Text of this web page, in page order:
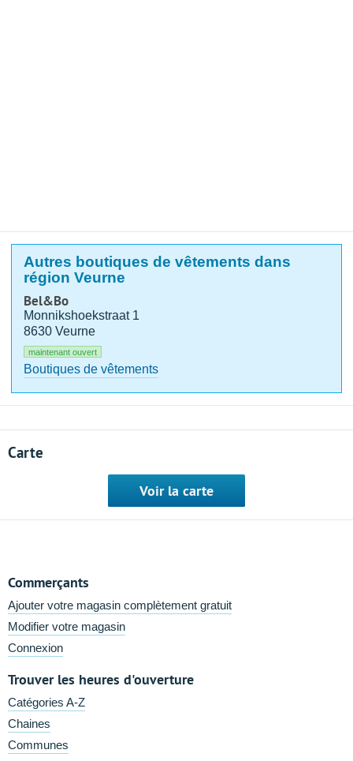
Autres boutiques de vêtements dans
région Veurne
Bel&Bo
Monnikshoekstraat 1
8630 Veurne
maintenant ouvert
Boutiques de vêtements
Carte
Voir la carte
Commerçants
Ajouter votre magasin complètement gratuit
Modifier votre magasin
Connexion
Trouver les heures d'ouverture
Catégories A-Z
Chaines
Communes